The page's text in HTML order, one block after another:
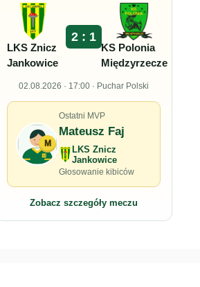
LKS Znicz
Jankowice
2 : 1
KS Polonia
Międzyrzecze
02.08.2026 · 17:00 · Puchar Polski
M
Ostatni MVP
Mateusz Faj
LKS Znicz
Jankowice
Głosowanie kibiców
Zobacz szczegóły meczu